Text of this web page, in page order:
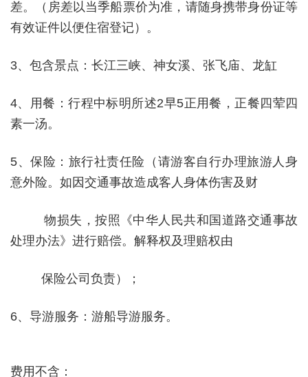
差。（房差以当季船票价为准，请随身携带身份证等
有效证件以便住宿登记）。
3、包含景点：长江三峡、神女溪、张飞庙、龙缸
4、用餐：行程中标明所述2早5正用餐，正餐四荤四
素一汤。
5、保险：旅行社责任险（请游客自行办理旅游人身
意外险。如因交通事故造成客人身体伤害及财
物损失，按照《中华人民共和国道路交通事故
处理办法》进行赔偿。解释权及理赔权由
保险公司负责）；
6、导游服务：游船导游服务。
费用不含：